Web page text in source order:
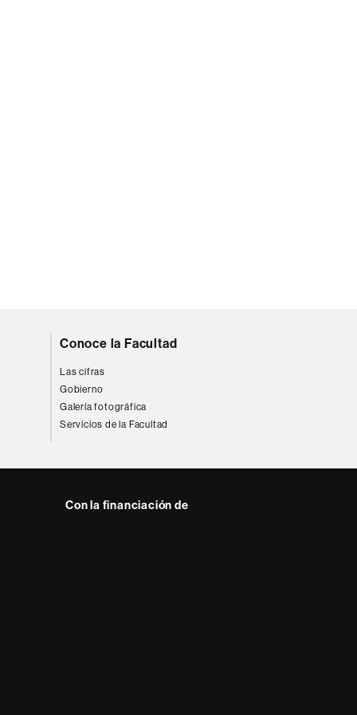
Conoce la Facultad
Las cifras
Gobierno
Galería fotográfica
Servicios de la Facultad
Con la financiación de